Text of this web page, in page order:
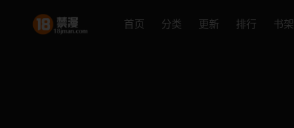
首页 分类 更新 排行 书架